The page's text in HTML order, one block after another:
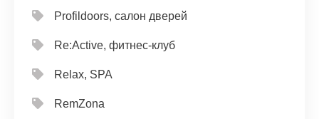
Profildoors, салон дверей
Re:Active, фитнес-клуб
Relax, SPA
RemZona